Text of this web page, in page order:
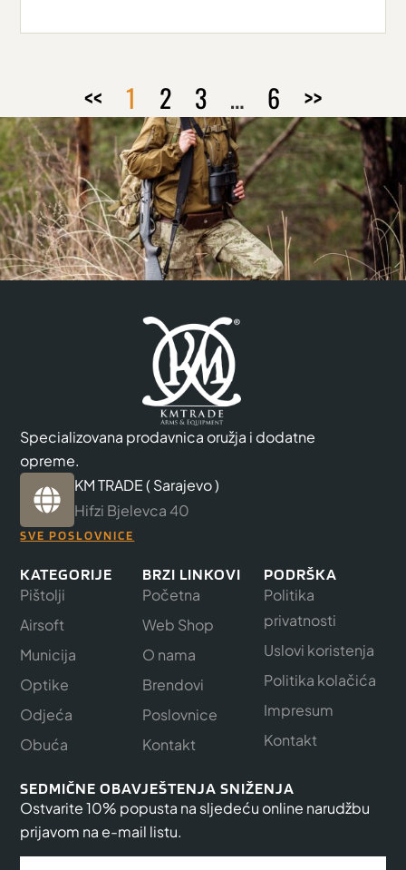
<< 1 2 3 … 6 >>
Specializovana prodavnica oružja i dodatne
opreme.
KM TRADE ( Sarajevo )
Hifzi Bjelevca 40
SVE POSLOVNICE
KATEGORIJE
Pištolji
Airsoft
Municija
Optike
Odjeća
Obuća
BRZI LINKOVI
Početna
Web Shop
O nama
Brendovi
Poslovnice
Kontakt
PODRŠKA
Politika
privatnosti
Uslovi koristenja
Politika kolačića
Impresum
Kontakt
SEDMIČNE OBAVJEŠTENJA SNIŽENJA
Ostvarite 10% popusta na sljedeću online narudžbu
prijavom na e-mail listu.